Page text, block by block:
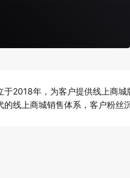
于2018年，为客户提供线上商城
的线上商城销售体系，客户粉丝